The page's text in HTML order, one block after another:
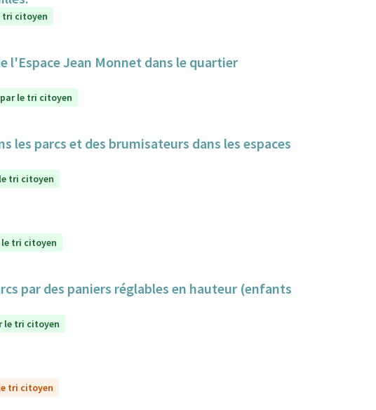
tri citoyen
l'Espace Jean Monnet dans le quartier
le tri citoyen
les parcs et des brumisateurs dans les espaces
tri citoyen
le tri citoyen
par des paniers réglables en hauteur (enfants
le tri citoyen
tri citoyen